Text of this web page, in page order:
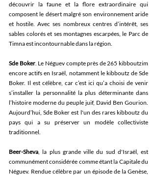
découvrir la faune et la flore extraordinaire qui
composent le désert malgré son environnement aride
et hostile. Avec ses nombreux centres d’intérêt, ses
sables colorés et ses montagnes escarpées, le Parc de
Timna est incontournable dans la région.
Sde Boker. Le Néguev compte près de 265 kibboutzim
encore actifs en Israël, notamment le kibboutz de Sde
Boker. Il est célèbre, car c’est ici qu’a choisi de venir
s’installer la personnalité la plus déterminante dans
l’histoire moderne du peuple juif, David Ben Gourion.
Aujourd’hui, Sde Boker est l'un des rares kibboutz du
pays qui a su préserver un modèle collectiviste
traditionnel.
Beer-Sheva, la plus grande ville du sud d'Israël, est
communément considérée comme étant la Capitale du
Néguev. Rendue célèbre par un épisode de la Genèse,